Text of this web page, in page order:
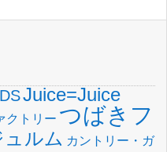
Juice=Juice
クトリー つばきフ
ルム カントリー・ガ